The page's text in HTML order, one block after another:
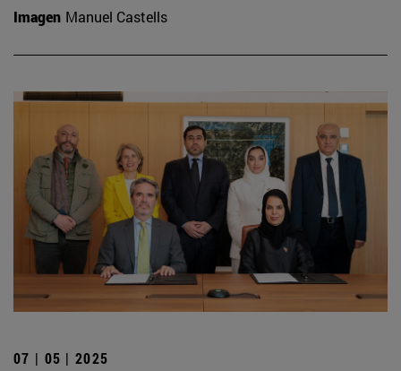
Imagen Manuel Castells
07 | 05 | 2025